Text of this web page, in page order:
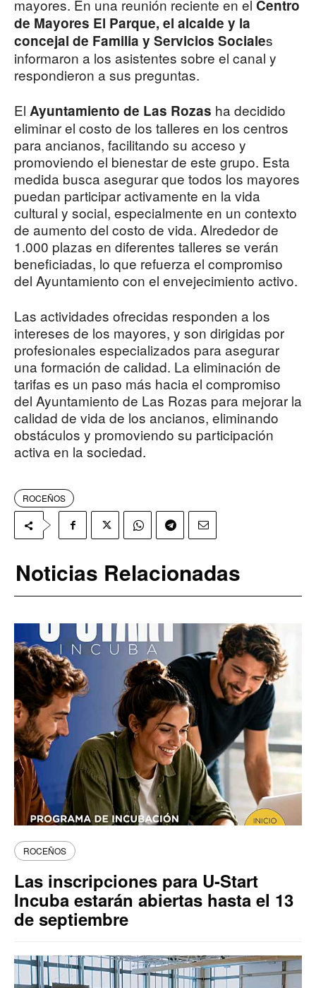
mayores. En una reunión reciente en el Centro
de Mayores El Parque, el alcalde y la
concejal de Familia y Servicios Sociales
informaron a los asistentes sobre el canal y
respondieron a sus preguntas.
El Ayuntamiento de Las Rozas ha decidido
eliminar el costo de los talleres en los centros
para ancianos, facilitando su acceso y
promoviendo el bienestar de este grupo. Esta
medida busca asegurar que todos los mayores
puedan participar activamente en la vida
cultural y social, especialmente en un contexto
de aumento del costo de vida. Alrededor de
1.000 plazas en diferentes talleres se verán
beneficiadas, lo que refuerza el compromiso
del Ayuntamiento con el envejecimiento activo.
Las actividades ofrecidas responden a los
intereses de los mayores, y son dirigidas por
profesionales especializados para asegurar
una formación de calidad. La eliminación de
tarifas es un paso más hacia el compromiso
del Ayuntamiento de Las Rozas para mejorar la
calidad de vida de los ancianos, eliminando
obstáculos y promoviendo su participación
activa en la sociedad.
ROCEÑOS
Noticias Relacionadas
ROCEÑOS
Las inscripciones para U-Start
Incuba estarán abiertas hasta el 13
de septiembre